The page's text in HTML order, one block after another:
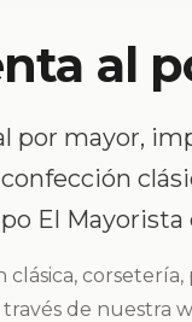
al
por mayor,
El Mayorista
de nuestra